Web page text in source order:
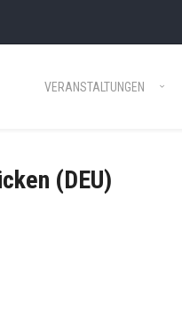
VERANSTALTUNGEN
(DEU)